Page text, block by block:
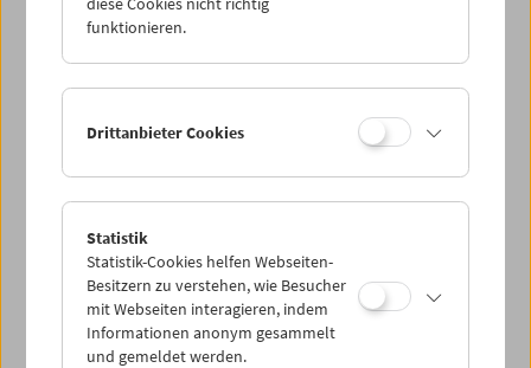
Crossing Europe presents: Aliona van der
Horstfunktionieren.
Drittanbieter Cookies
Statistik
Statistik-Cookies helfen Webseiten-
Besitzern zu verstehen, wie Besucher
mit Webseiten interagieren, indem
Informationen anonym gesammelt
und gemeldet werden.